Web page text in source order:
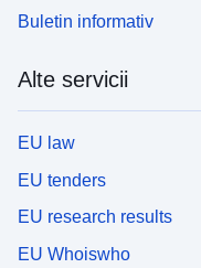
Buletin informativ
Alte servicii
EU law
EU tenders
EU research results
EU Whoiswho